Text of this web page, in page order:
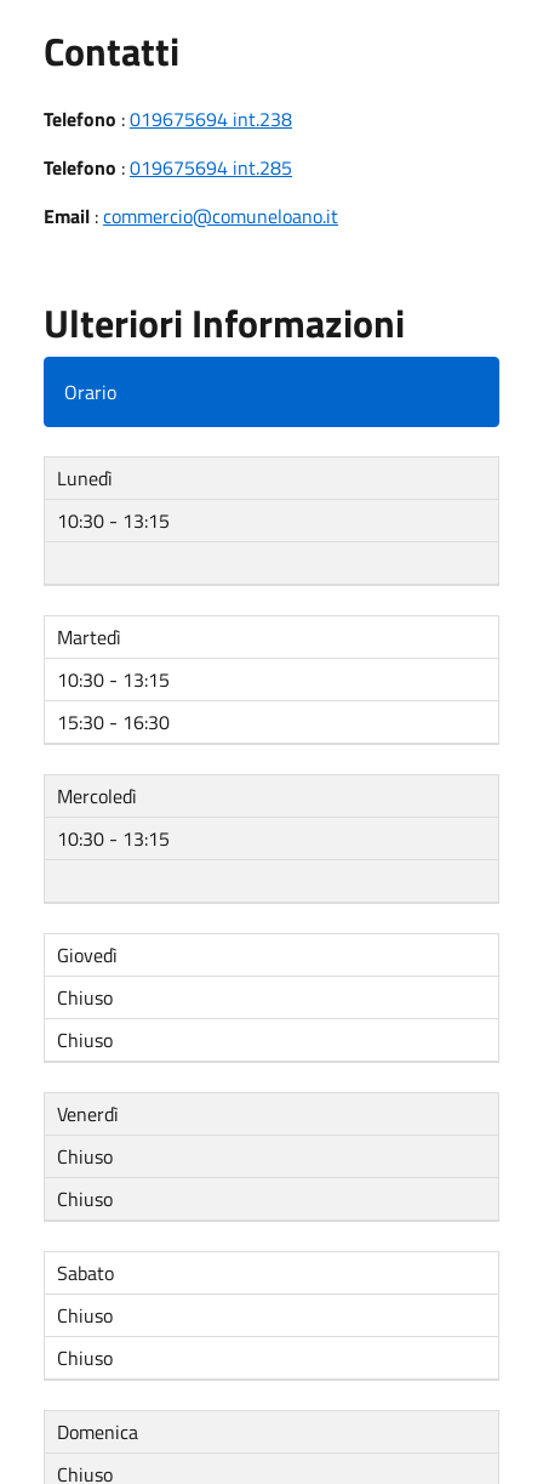
Contatti
Telefono :019675694 int.238
Telefono :019675694 int.285
Email :commercio@comuneloano.it
Ulteriori Informazioni
Orario
Lunedì
10:30 - 13:15
Martedì
10:30 - 13:15
15:30 - 16:30
Mercoledì
10:30 - 13:15
Giovedì
Chiuso
Chiuso
Venerdì
Chiuso
Chiuso
Sabato
Chiuso
Chiuso
Domenica
Chiuso